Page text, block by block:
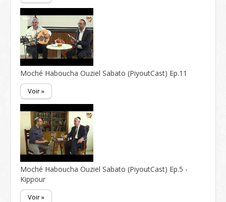
Moché Haboucha Ouziel Sabato (PiyoutCast) Ep.11
Voir »
Moché Haboucha Ouziel Sabato (PiyoutCast) Ep.5 -
Kippour
Voir »